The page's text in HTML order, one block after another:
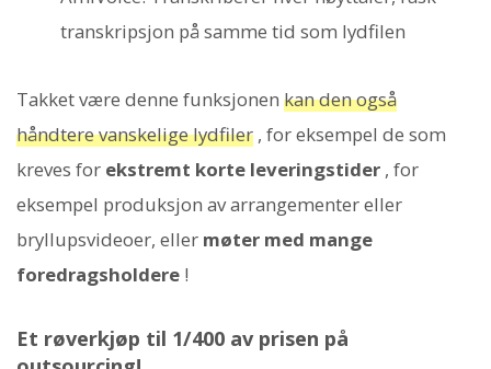
transkripsjon på samme tid som lydfilen
Takket være denne funksjonen kan den også
håndtere vanskelige lydfiler , for eksempel de som
kreves for ekstremt korte leveringstider , for
eksempel produksjon av arrangementer eller
bryllupsvideoer, eller møter med mange
foredragsholdere !
Et røverkjøp til 1/400 av prisen på